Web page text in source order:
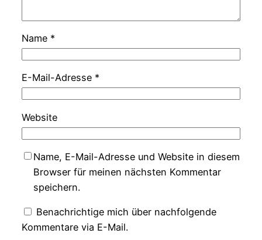
Name *
E-Mail-Adresse *
Website
Name, E-Mail-Adresse und Website in diesem
Browser für meinen nächsten Kommentar
speichern.
Benachrichtige mich über nachfolgende
Kommentare via E-Mail.